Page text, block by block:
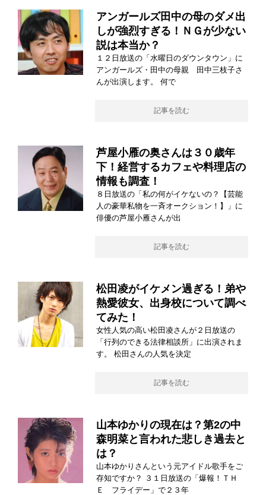
アンガールズ田中の母のダメ出
しが強烈すぎる！ＮＧが少ない
説は本当か？
１２日放送の「水曜日のダウンタウン」に
アンガールズ・田中の母親 田中三枝子さ
んが出演します。 何で
記事を読む
芦屋小雁の奥さんは３０歳年
下！経営するカフェや料理店の
情報も調査！
８日放送の「私の何がイケないの？【芸能
人の豪華私物を一斉オークション！】」に
俳優の芦屋小雁さんが出
記事を読む
松田凌がイケメン過ぎる！弟や
熱愛彼女、出身校について調べ
てみた！
女性人気の高い松田凌さんが２日放送の
「行列のできる法律相談所」に出演されま
す。 松田さんの人気を決定
記事を読む
山本ゆかりの現在は？第2の中
森明菜と言われた悲しき過去と
は？
山本ゆかりさんという元アイドル歌手をご
存知ですか？ ３１日放送の「爆報！ＴＨ
Ｅ フライデー」で２３年